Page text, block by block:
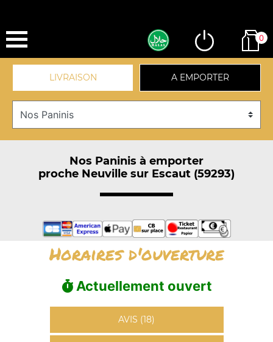
0
LIVRAISON A EMPORTER
Nos Paninis à emporter
proche Neuville sur Escaut (59293)
Horaires d'ouverture
Actuellement ouvert
AVIS (18)